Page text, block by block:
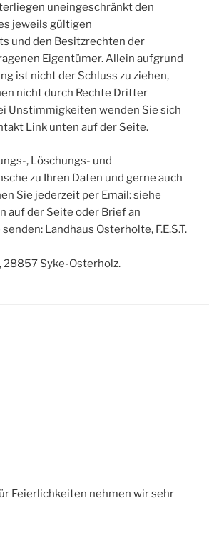
uneingeschränkt den
jeweils gültigen
und den Besitzrechten der
Eigentümer. Allein aufgrund
ist nicht der Schluss zu ziehen,
nicht durch Rechte Dritter
Unstimmigkeiten wenden Sie sich
Link unten auf der Seite.
, Löschungs- und
zu Ihren Daten und gerne auch
Sie jederzeit per Email: siehe
auf der Seite oder Brief an
Landhaus Osterholte, F.E.S.T.
28857 Syke-Osterholz.
Feierlichkeiten nehmen wir sehr